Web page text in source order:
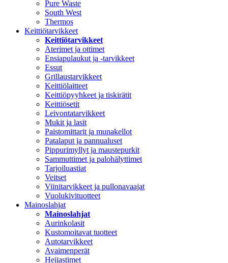
Pure Waste
South West
Thermos
Keittiötarvikkeet
Keittiötarvikkeet
Aterimet ja ottimet
Ensiapulaukut ja -tarvikkeet
Essut
Grillaustarvikkeet
Keittiölaitteet
Keittiöpyyhkeet ja tiskirätit
Keittiösetit
Leivontatarvikkeet
Mukit ja lasit
Paistomittarit ja munakellot
Patalaput ja pannualuset
Pippurimyllyt ja maustepurkit
Sammuttimet ja palohälyttimet
Tarjoiluastiat
Veitset
Viinitarvikkeet ja pullonavaajat
Vuolukivituotteet
Mainoslahjat
Mainoslahjat
Aurinkolasit
Kustomoitavat tuotteet
Autotarvikkeet
Avaimenperät
Heijastimet